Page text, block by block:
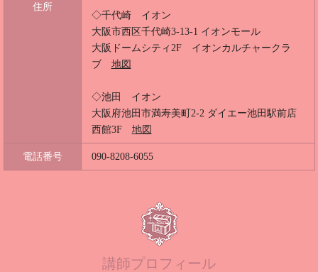
住所
◇千代崎 イオン
大阪市西区千代崎3-13-1 イオンモール
大阪ドームシティ2F イオンカルチャークラ
ブ 地図
◇池田 イオン
大阪府池田市満寿美町2-2 ダイエー池田駅前店
西館3F 地図
電話番号 090-8208-6055
講師プロフィール